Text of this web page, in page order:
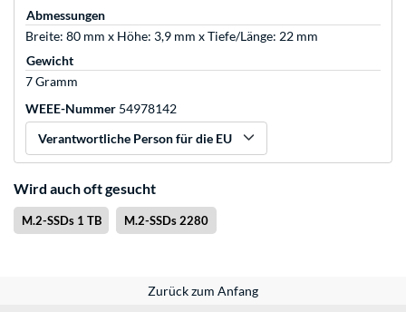
Abmessungen
Breite: 80 mm x Höhe: 3,9 mm x Tiefe/Länge: 22 mm
Gewicht
7 Gramm
WEEE-Nummer 54978142
Verantwortliche Person für die EU
Wird auch oft gesucht
M.2-SSDs 1 TB M.2-SSDs 2280
Zurück zum Anfang